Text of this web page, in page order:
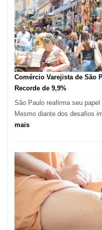
1,7
Milhão
com
Restaurante
em
São
Paulo
Comércio Varejista de São
Recorde de 9,9%
São Paulo reafirma seu papel
Mesmo diante dos desafios
mais:
de
São
Paulo
Inicia
2025
com
Crescimento